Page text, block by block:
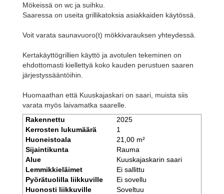
Mökeissä on wc ja suihku.
Saaressa on useita grillikatoksia asiakkaiden käytössä.
Voit varata saunavuoro(t) mökkivarauksen yhteydessä.
Kertakäyttögrillien käyttö ja avotulen tekeminen on
ehdottomasti kiellettyä koko kauden perustuen saaren
järjestyssääntöihin.
Huomaathan että Kuuskajaskari on saari, muista siis
varata myös laivamatka saarelle.
Rakennettu
2025
Kerrosten lukumäärä
1
Huoneistoala
21,00 m²
Sijaintikunta
Rauma
Alue
Kuuskajaskarin saari
Lemmikkieläimet
Ei sallittu
Pyörätuolilla liikkuville
Ei sovellu
Huonosti liikkuville
Soveltuu